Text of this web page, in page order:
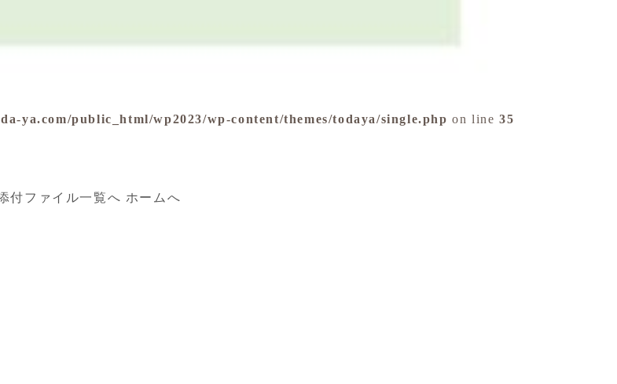
ya.com/public_html/wp2023/wp-content/themes/todaya/single.php on line35
付ファイル一覧へ ホームへ